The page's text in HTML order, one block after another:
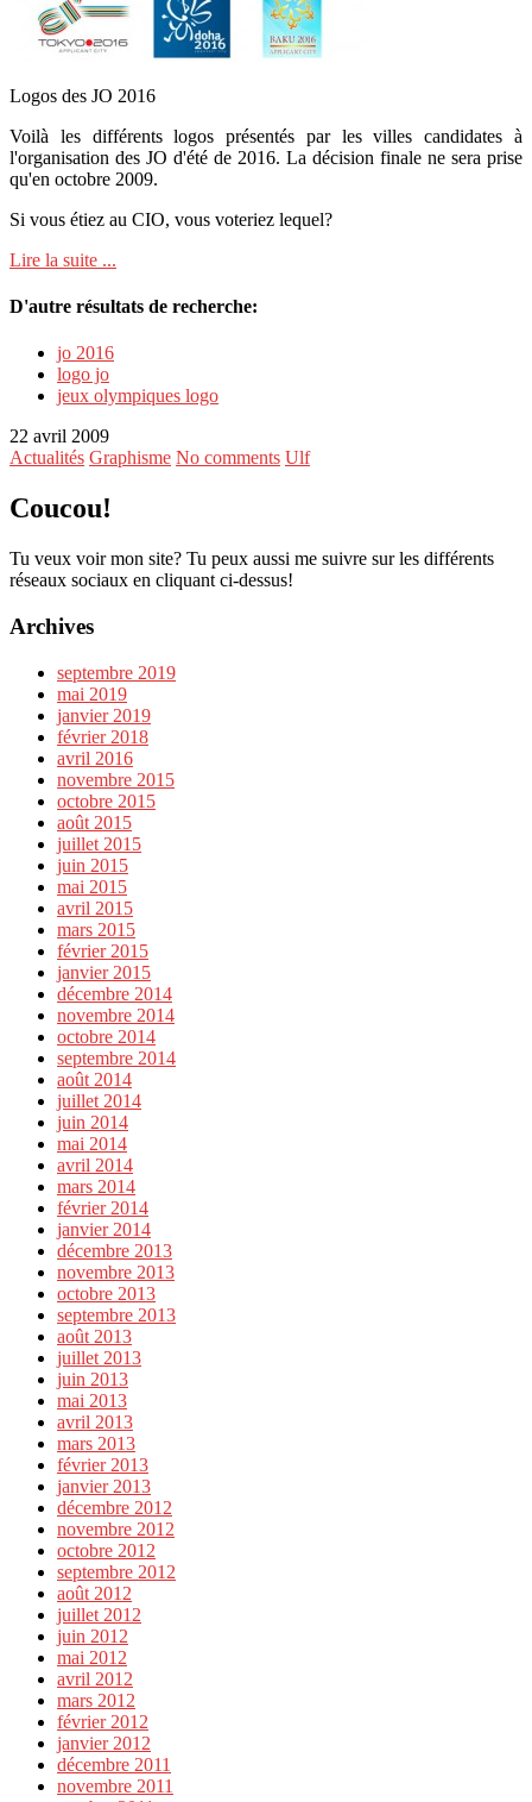
Logos des JO 2016
Voilà les différents logos présentés par les villes candidates à
l'organisation des JO d'été de 2016. La décision finale ne sera prise
qu'en octobre 2009.
Si vous étiez au CIO, vous voteriez lequel?
Lire la suite ...
D'autre résultats de recherche:
jo 2016
logo jo
jeux olympiques logo
22 avril 2009
Actualités Graphisme No comments Ulf
Coucou!
Tu veux voir mon site? Tu peux aussi me suivre sur les différents
réseaux sociaux en cliquant ci-dessus!
Archives
septembre 2019
mai 2019
janvier 2019
février 2018
avril 2016
novembre 2015
octobre 2015
août 2015
juillet 2015
juin 2015
mai 2015
avril 2015
mars 2015
février 2015
janvier 2015
décembre 2014
novembre 2014
octobre 2014
septembre 2014
août 2014
juillet 2014
juin 2014
mai 2014
avril 2014
mars 2014
février 2014
janvier 2014
décembre 2013
novembre 2013
octobre 2013
septembre 2013
août 2013
juillet 2013
juin 2013
mai 2013
avril 2013
mars 2013
février 2013
janvier 2013
décembre 2012
novembre 2012
octobre 2012
septembre 2012
août 2012
juillet 2012
juin 2012
mai 2012
avril 2012
mars 2012
février 2012
janvier 2012
décembre 2011
novembre 2011